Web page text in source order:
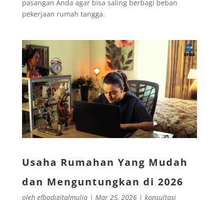
pasangan Anda agar bisa saling berbagi beban
pekerjaan rumah tangga.
Usaha Rumahan Yang Mudah
dan Menguntungkan di 2026
oleh efbadigitalmulia| Mar 25, 2026| konsultasi